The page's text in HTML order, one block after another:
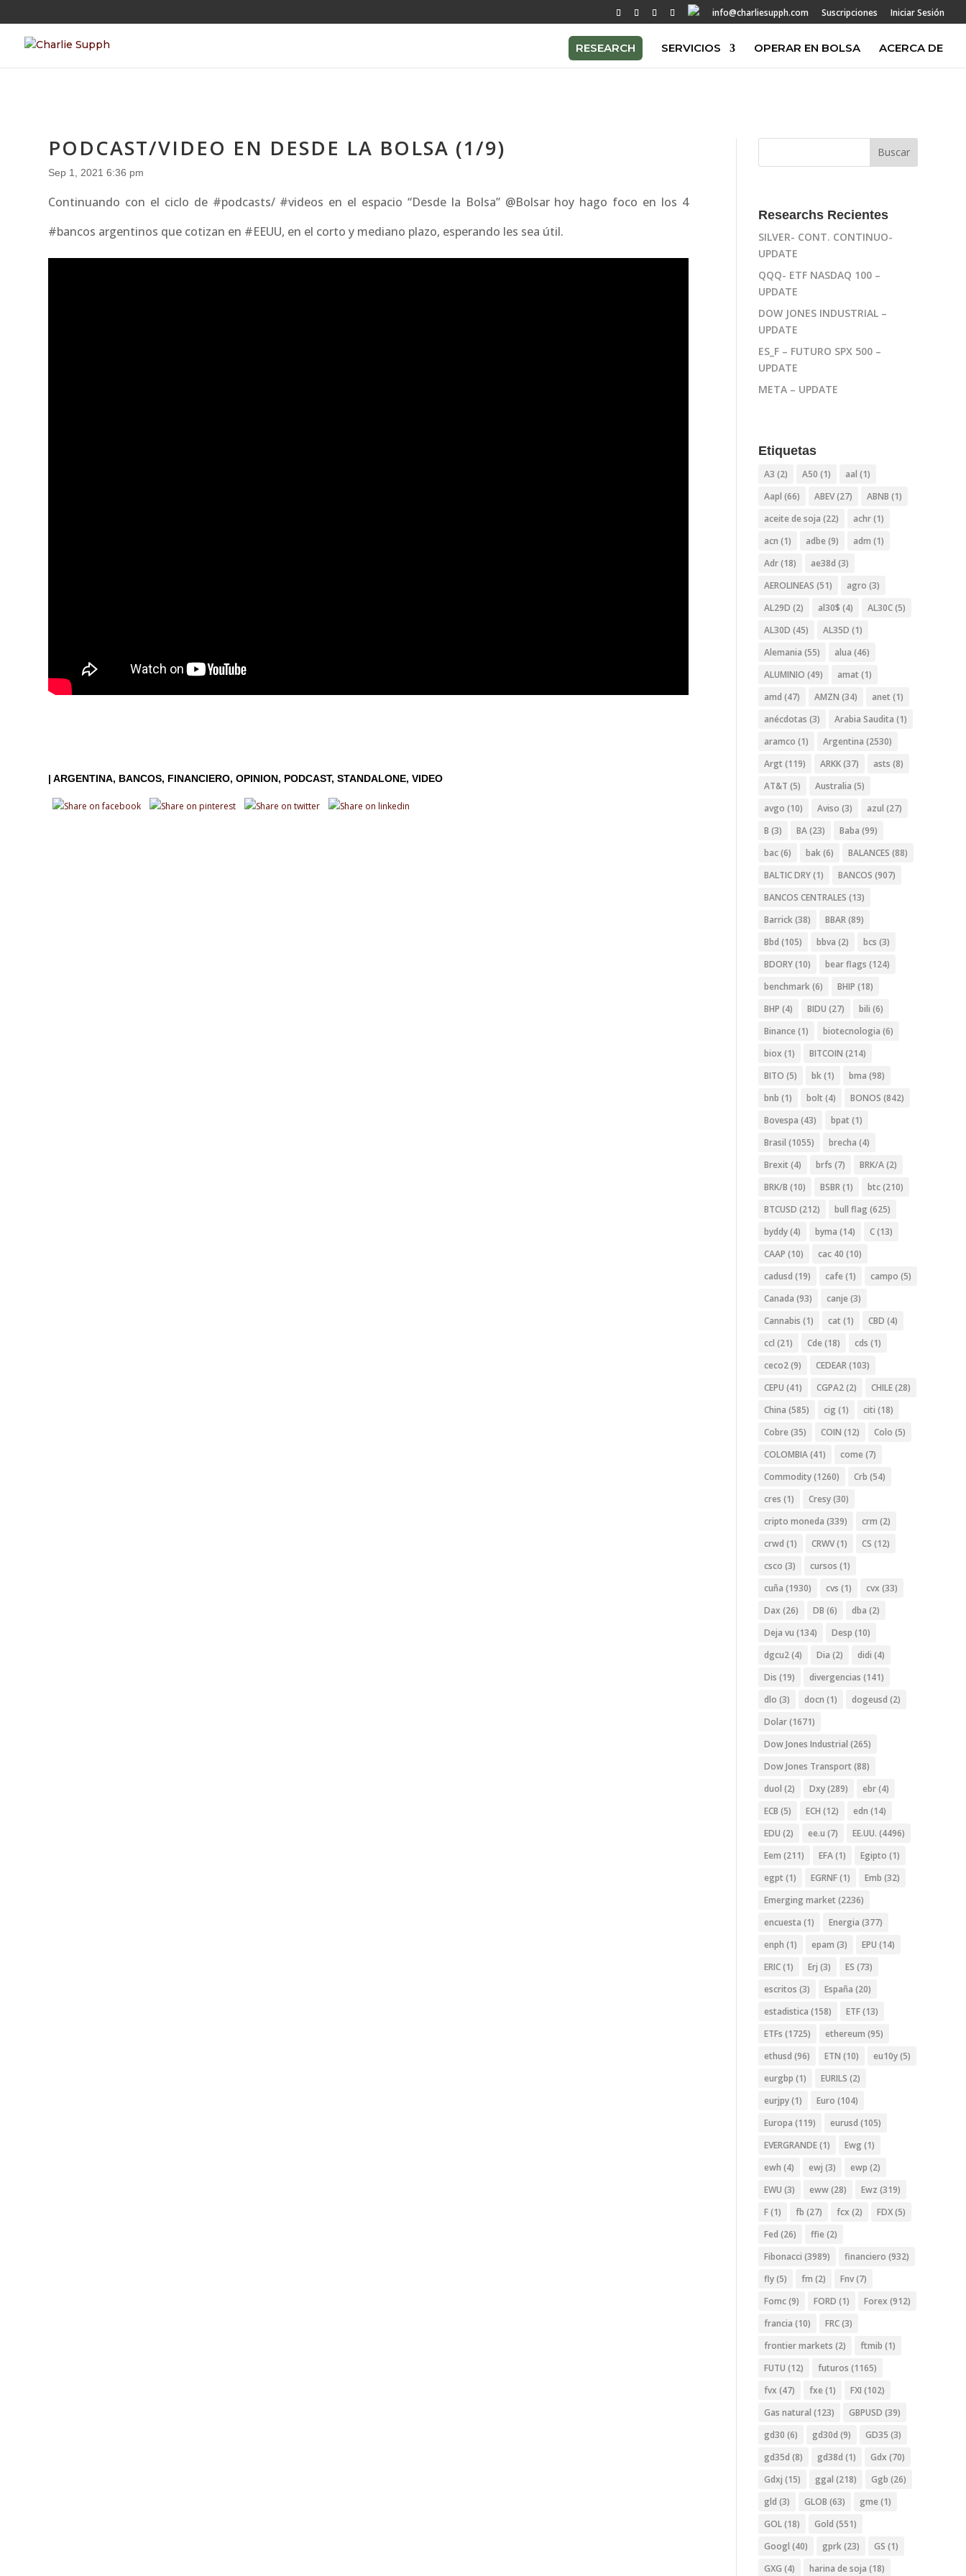
info@charliesupph.com Suscripciones Iniciar Sesión
RESEARCH SERVICIOS OPERAR EN BOLSA ACERCA DE
PODCAST/VIDEO EN DESDE LA BOLSA (1/9)
Sep 1, 2021 6:36 pm
Continuando con el ciclo de #podcasts/ #videos en el espacio “Desde la Bolsa” @Bolsar hoy hago foco en los 4
#bancos argentinos que cotizan en #EEUU, en el corto y mediano plazo, esperando les sea útil.
|ARGENTINA BANCOS FINANCIERO OPINION PODCAST STANDALONE VIDEO
Researchs Recientes
SILVER- CONT. CONTINUO-
UPDATE
QQQ- ETF NASDAQ 100 –
UPDATE
DOW JONES INDUSTRIAL –
UPDATE
ES_F – FUTURO SPX 500 –
UPDATE
META – UPDATE
Etiquetas
A3 (2) A50 (1) aal (1)
Aapl (66) ABEV(27) ABNB (1)
aceite de soja (22) achr(1)
acn (1) adbe (9) adm (1)
Adr(18) ae38d (3)
AEROLINEAS (51) agro (3)
AL29D (2) al30$ (4) AL30C(5)
AL30D (45) AL35D (1)
Alemania (55) alua (46)
ALUMINIO (49) amat (1)
amd (47) AMZN (34) anet (1)
anécdotas (3) Arabia Saudita (1)
aramco (1) Argentina (2530)
Argt (119) ARKK(37) asts (8)
AT&T (5) Australia (5)
avgo (10) Aviso (3) azul (27)
B (3) BA(23) Baba (99)
bac(6) bak(6) BALANCES (88)
BALTIC DRY(1) BANCOS (907)
BANCOS CENTRALES (13)
Barrick(38) BBAR(89)
Bbd (105) bbva (2) bcs (3)
BDORY(10) bear flags (124)
benchmark(6) BHIP (18)
BHP (4) BIDU (27) bili (6)
Binance (1) biotecnologia (6)
biox (1) BITCOIN (214)
BITO (5) bk(1) bma (98)
bnb (1) bolt (4) BONOS (842)
Bovespa (43) bpat (1)
Brasil (1055) brecha (4)
Brexit (4) brfs (7) BRK/A(2)
BRK/B (10) BSBR(1) btc(210)
BTCUSD (212) bull flag (625)
byddy(4) byma (14) C(13)
CAAP (10) cac 40 (10)
cadusd (19) cafe (1) campo (5)
Canada (93) canje (3)
Cannabis (1) cat (1) CBD (4)
ccl (21) Cde (18) cds (1)
ceco2(9) CEDEAR(103)
CEPU (41) CGPA2(2) CHILE(28)
China (585) cig (1) citi (18)
Cobre (35) COIN (12) Colo (5)
COLOMBIA(41) come (7)
Commodity(1260) Crb (54)
cres (1) Cresy(30)
cripto moneda (339) crm (2)
crwd (1) CRWV(1) CS (12)
csco (3) cursos (1)
cuña (1930) cvs (1) cvx (33)
Dax (26) DB (6) dba (2)
Deja vu (134) Desp (10)
dgcu2(4) Dia (2) didi (4)
Dis (19) divergencias (141)
dlo (3) docn (1) dogeusd (2)
Dolar(1671)
Dow Jones Industrial (265)
Dow Jones Transport (88)
duol (2) Dxy(289) ebr(4)
ECB (5) ECH (12) edn (14)
EDU (2) ee.u (7) EE.UU. (4496)
Eem (211) EFA(1) Egipto (1)
egpt (1) EGRNF(1) Emb (32)
Emerging market (2236)
encuesta (1) Energia (377)
enph (1) epam (3) EPU (14)
ERIC(1) Erj (3) ES (73)
escritos (3) España (20)
estadistica (158) ETF(13)
ETFs (1725) ethereum (95)
ethusd (96) ETN (10) eu10y(5)
eurgbp (1) EURILS (2)
eurjpy(1) Euro (104)
Europa (119) eurusd (105)
EVERGRANDE(1) Ewg (1)
ewh (4) ewj (3) ewp (2)
EWU (3) eww(28) Ewz (319)
F(1) fb (27) fcx (2) FDX(5)
Fed (26) ffie (2)
Fibonacci (3989) financiero (932)
fly(5) fm (2) Fnv(7)
Fomc(9) FORD (1) Forex (912)
francia (10) FRC(3)
frontier markets (2) ftmib (1)
FUTU (12) futuros (1165)
fvx (47) fxe (1) FXI (102)
Gas natural (123) GBPUSD (39)
gd30 (6) gd30d (9) GD35 (3)
gd35d (8) gd38d (1) Gdx (70)
Gdxj (15) ggal (218) Ggb (26)
gld (3) GLOB (63) gme (1)
GOL(18) Gold (551)
Googl (40) gprk(23) GS (1)
GXG (4) harina de soja (18)